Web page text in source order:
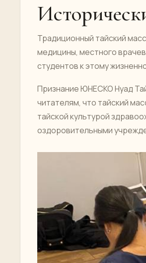
Традиционный тайский
медицины, местного
студентов к этому
Признание ЮНЕСКО Нуад
читателям, что тайский
тайской культурой
оздоровительными